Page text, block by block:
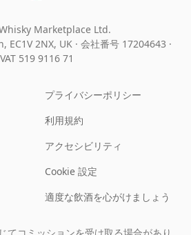
Marketplace Ltd.
EC1V 2NX, UK · 会社番号 17204643 ·
VAT 519 9116 71
プライバシーポリシー
利用規約
アクセシビリティ
Cookie 設定
適度な飲酒を心がけましょう